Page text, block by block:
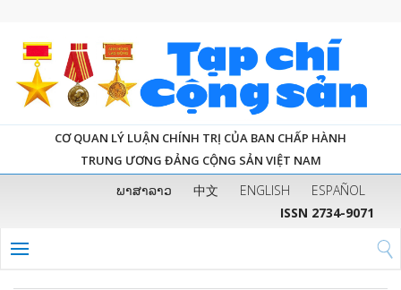
CƠ QUAN LÝ LUẬN CHÍNH TRỊ CỦA BAN CHẤP HÀNH
TRUNG ƯƠNG ĐẢNG CỘNG SẢN VIỆT NAM
ພາສາລາວ 中文 ENGLISH
ESPAÑOL
ISSN 2734-9071